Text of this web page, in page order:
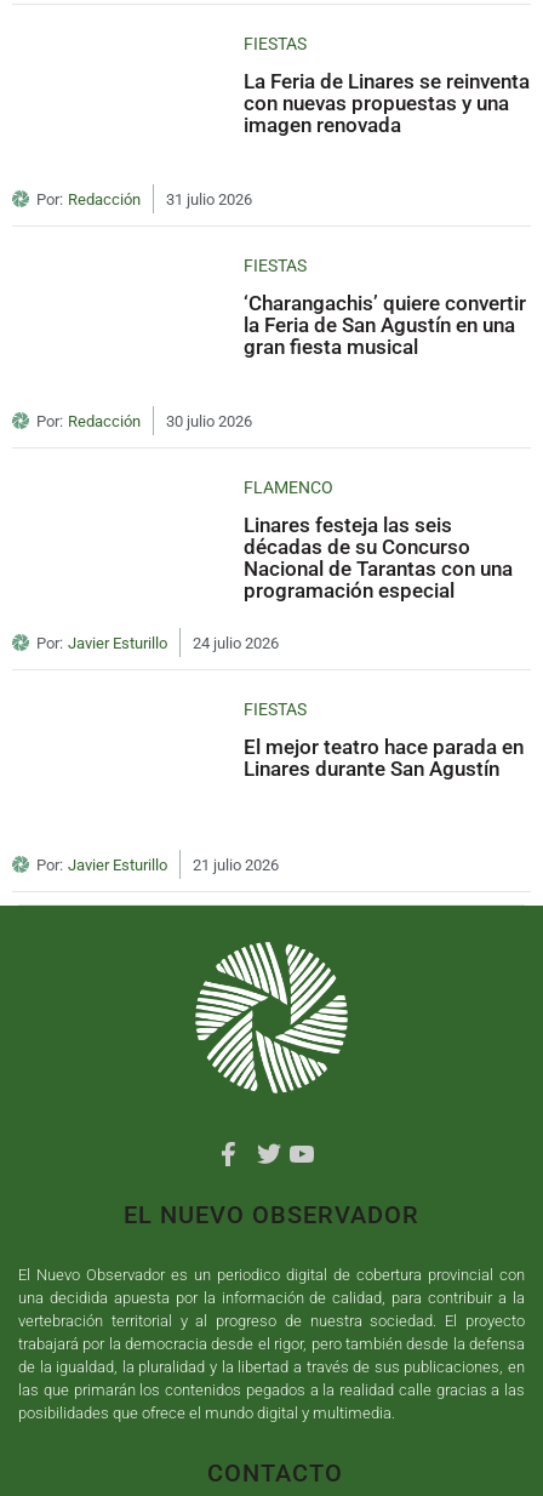
FIESTAS
La Feria de Linares se reinventa
con nuevas propuestas y una
imagen renovada
Por: Redacción 31 julio 2026
FIESTAS
‘Charangachis’ quiere convertir
la Feria de San Agustín en una
gran fiesta musical
Por: Redacción 30 julio 2026
FLAMENCO
Linares festeja las seis
décadas de su Concurso
Nacional de Tarantas con una
programación especial
Por: Javier Esturillo 24 julio 2026
FIESTAS
El mejor teatro hace parada en
Linares durante San Agustín
Por: Javier Esturillo 21 julio 2026
EL NUEVO OBSERVADOR
El Nuevo Observador es un periodico digital de cobertura provincial con
una decidida apuesta por la información de calidad, para contribuir a la
vertebración territorial y al progreso de nuestra sociedad. El proyecto
trabajará por la democracia desde el rigor, pero también desde la defensa
de la igualdad, la pluralidad y la libertad a través de sus publicaciones, en
las que primarán los contenidos pegados a la realidad calle gracias a las
posibilidades que ofrece el mundo digital y multimedia.
CONTACTO